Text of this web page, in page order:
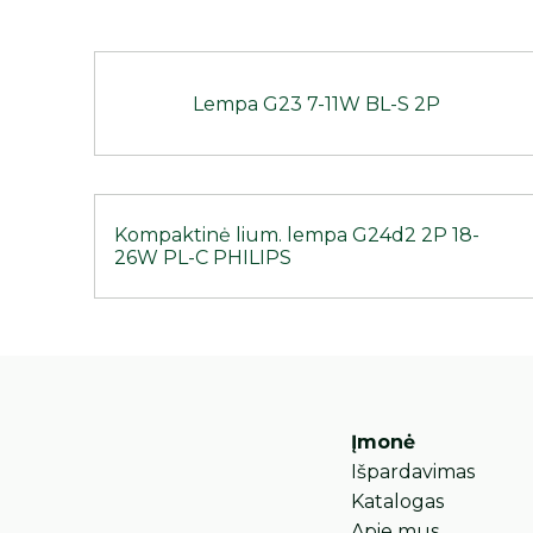
Lempa G23 7-11W BL-S 2P
Kompaktinė lium. lempa G24d2 2P 18-
26W PL-C PHILIPS
Įmonė
Išpardavimas
Katalogas